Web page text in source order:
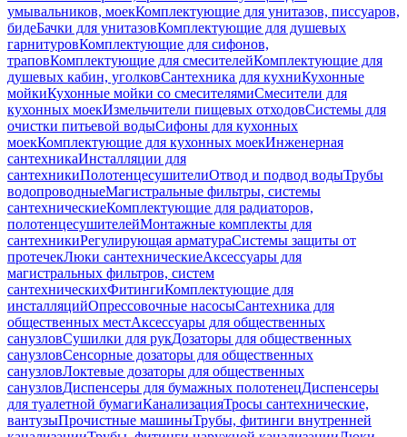
умывальников, моекКомплектующие для унитазов, писсуаров,
бидеБачки для унитазовКомплектующие для душевых
гарнитуровКомплектующие для сифонов,
траповКомплектующие для смесителейКомплектующие для
душевых кабин, уголковСантехника для кухниКухонные
мойкиКухонные мойки со смесителямиСмесители для
кухонных моекИзмельчители пищевых отходовСистемы для
очистки питьевой водыСифоны для кухонных
моекКомплектующие для кухонных моекИнженерная
сантехникаИнсталляции для
сантехникиПолотенцесушителиОтвод и подвод водыТрубы
водопроводныеМагистральные фильтры, системы
сантехническиеКомплектующие для радиаторов,
полотенцесушителейМонтажные комплекты для
сантехникиРегулирующая арматураСистемы защиты от
протечекЛюки сантехническиеАксессуары для
магистральных фильтров, систем
сантехническихФитингиКомплектующие для
инсталляцийОпрессовочные насосыСантехника для
общественных местАксессуары для общественных
санузловСушилки для рукДозаторы для общественных
санузловСенсорные дозаторы для общественных
санузловЛоктевые дозаторы для общественных
санузловДиспенсеры для бумажных полотенецДиспенсеры
для туалетной бумагиКанализацияТросы сантехнические,
вантузыПрочистные машиныТрубы, фитинги внутренней